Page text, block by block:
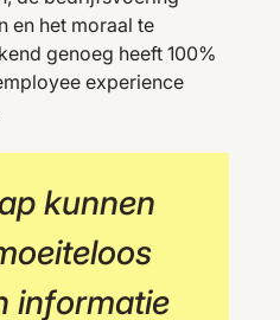
en het moraal te
genoeg heeft 100%
experience
kunnen
informatie